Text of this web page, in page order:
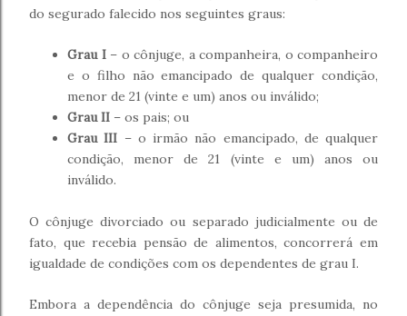
do segurado falecido nos seguintes graus:
Grau I– o cônjuge, a companheira, o companheiro
e o filho não emancipado de qualquer condição,
menor de 21 (vinte e um) anos ou inválido;
Grau II – os pais; ou
Grau III – o irmão não emancipado, de qualquer
condição, menor de 21 (vinte e um) anos ou
inválido.
O cônjuge divorciado ou separado judicialmente ou de
fato, que recebia pensão de alimentos, concorrerá em
igualdade de condições com os dependentes de grau I.
Embora a dependência do cônjuge seja presumida, no